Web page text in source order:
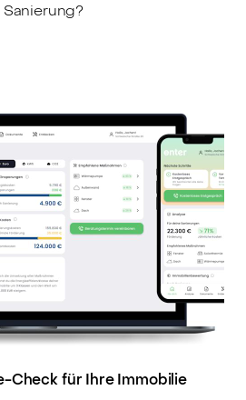
Check für Ihre Immobilie